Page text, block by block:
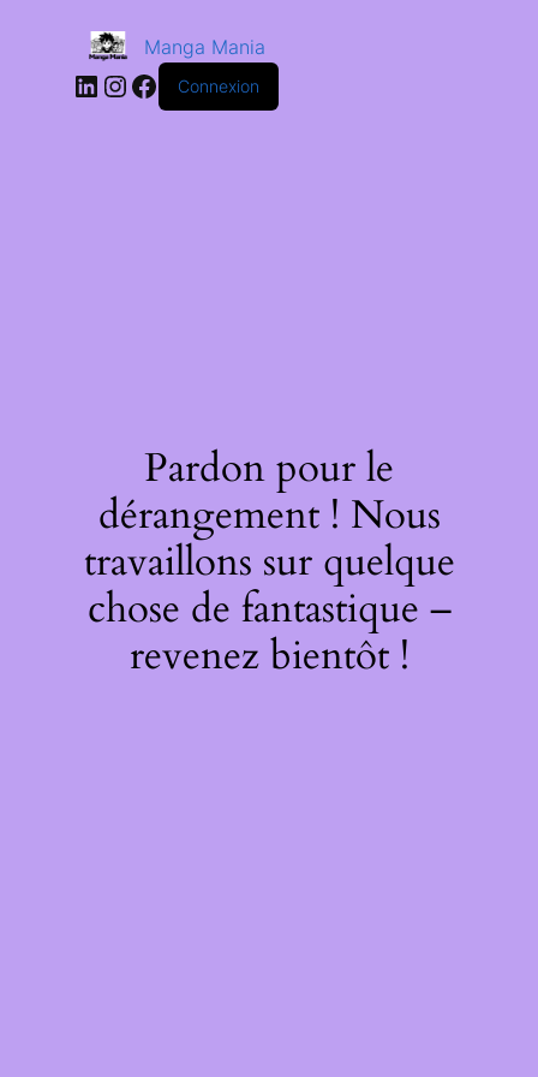
Manga Mania
Connexion
Pardon pour le
dérangement ! Nous
travaillons sur quelque
chose de fantastique –
revenez bientôt !